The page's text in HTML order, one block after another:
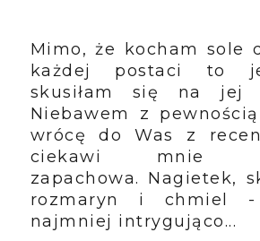
Mimo, że kocham sole
każdej postaci to
skusiłam się na jej
Niebawem z
wrócę do Was z
ciekawi mnie
zapachowa. Nagietek,
rozmaryn i chmiel
najmniej intrygująco...